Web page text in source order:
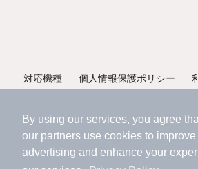
By using our services, you agree
our partners use cookies to improve
advertising and enhance your
対応機種 個人情報保護ポリシー